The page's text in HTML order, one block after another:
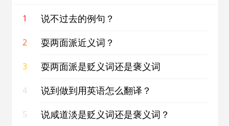
1 说不过去的例句？
2 耍两面派近义词？
3 耍两面派是贬义词还是褒义词
4 说到做到用英语怎么翻译？
5 说咸道淡是贬义词还是褒义词？